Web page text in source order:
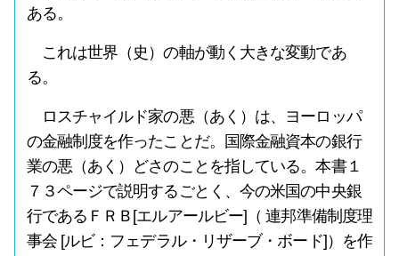
ある。
これは世界（史）の軸が動く大きな変動であ
る。
ロスチャイルド家の悪（あく）は、ヨーロッパ
の金融制度を作ったことだ。国際金融資本の銀行
業の悪（あく）どさのことを指している。本書１
７３ページで説明するごとく、今の米国の中央銀
行であるＦＲＢ[エルアールビー]（ 連邦準備制度理
事会 [ルビ：フェデラル・リザーブ・ボード]）を作